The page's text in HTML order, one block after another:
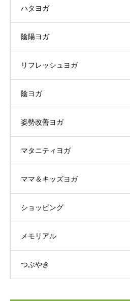
ハタヨガ
陰陽ヨガ
リフレッシュヨガ
陰ヨガ
姿勢改善ヨガ
マタニティヨガ
ママ＆キッズヨガ
ショッピング
メモリアル
つぶやき